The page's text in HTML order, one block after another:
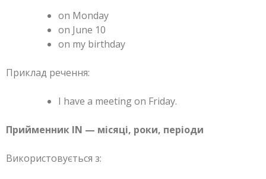
on Monday
on June 10
on my birthday
Приклад речення:
I have a meeting on Friday.
Прийменник IN — місяці, роки, періоди
Використовується з: